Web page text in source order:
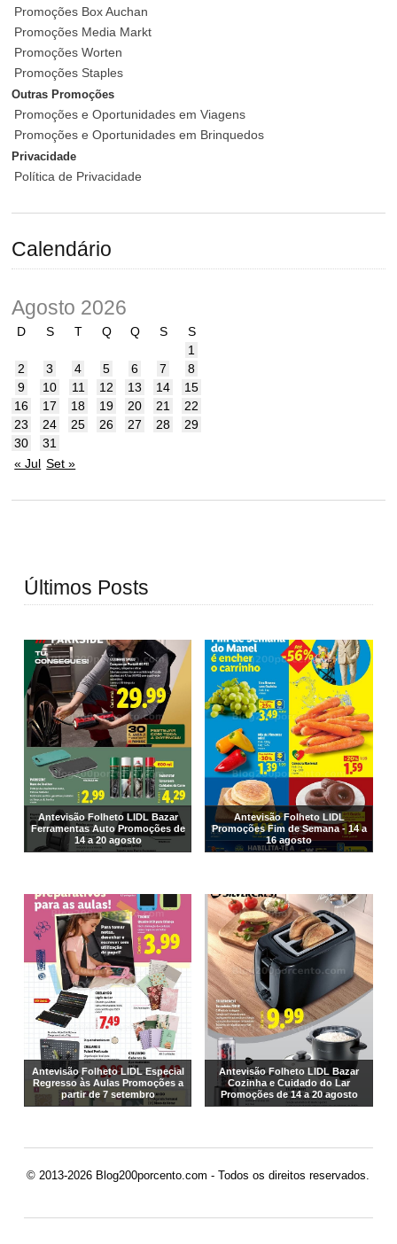
Promoções Box Auchan
Promoções Media Markt
Promoções Worten
Promoções Staples
Outras Promoções
Promoções e Oportunidades em Viagens
Promoções e Oportunidades em Brinquedos
Privacidade
Política de Privacidade
Calendário
Agosto 2026
D S T Q Q S
S
1
2
3 4 5 6 7
8
9
10 11 12 13 14
15
16
17 18 19 20 21
22
23
24 25 26 27 28
29
30
31
« Jul Set »
Últimos Posts
Antevisão Folheto LIDL Bazar
Ferramentas Auto Promoções de
14 a 20 agosto
Antevisão Folheto LIDL
Promoções Fim de Semana - 14 a
16 agosto
Antevisão Folheto LIDL Especial
Regresso às Aulas Promoções a
partir de 7 setembro
Antevisão Folheto LIDL Bazar
Cozinha e Cuidado do Lar
Promoções de 14 a 20 agosto
© 2013-2026 Blog200porcento.com - Todos os direitos reservados.